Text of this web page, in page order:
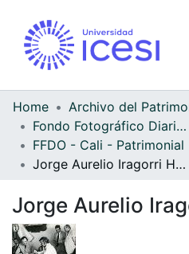
Home
Fondo Fotográfico Diario Occidente
FFDO - Cali - Patrimonial
Jorge Aurelio Iragorri Hormaza
Jorge Aurelio